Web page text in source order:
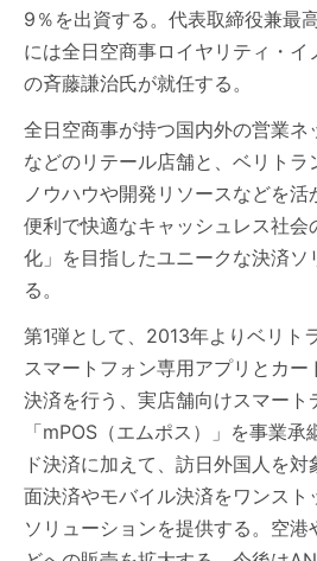
9％を出資する。代表取締役兼最
には全日空商事ロイヤリティ・
の斉藤謙治氏が就任する。
全日空商事が持つ国内外の営業ネ
などのリテール店舗と、ベリト
ノウハウや開発リソースなどを活
便利で快適なキャッシュレス社会
化」を目指したユニークな決済ソ
る。
第1弾として、2013年よりベリト
スマートフォン専用アプリとカー
決済を行う、実店舗向けスマート
「mPOS（エムポス）」を事業
ド決済に加えて、訪日外国人を
面決済やモバイル決済をワンスト
ソリューションを提供する。空